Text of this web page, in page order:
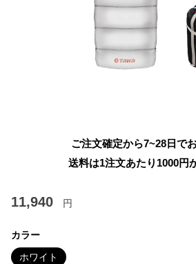
ご注文確定から7~28日で
送料は1注文あたり 1000円
11,940 円
カラー
ホワイト